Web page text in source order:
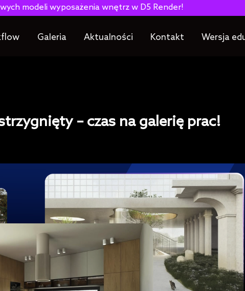
wnętrz w D5 Render!
Galeria Aktualności Kontakt Wersja
– czas na galerię prac!